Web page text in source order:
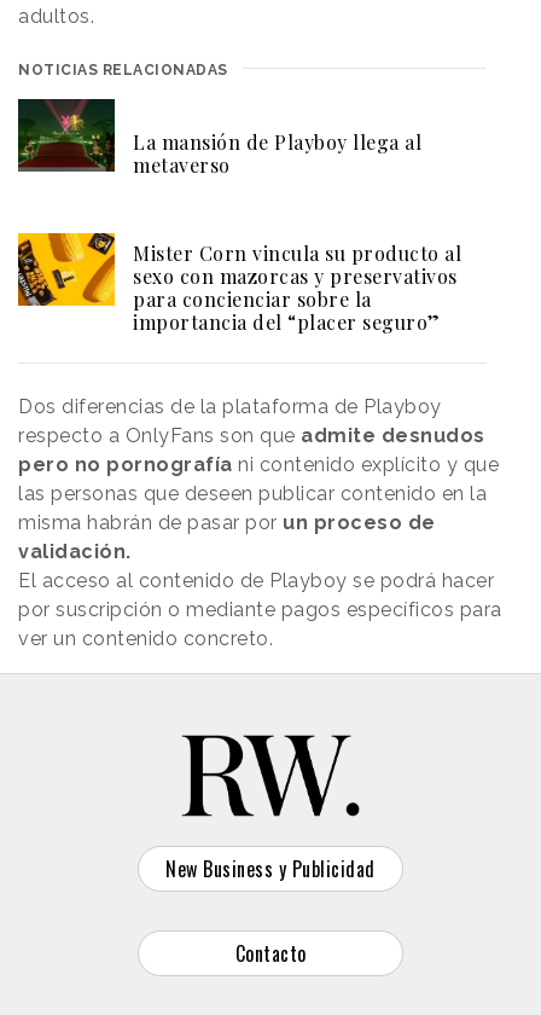
adultos.
NOTICIAS RELACIONADAS
La mansión de Playboy llega al
metaverso
Mister Corn vincula su producto al
sexo con mazorcas y preservativos
para concienciar sobre la
importancia del “placer seguro”
Dos diferencias de la plataforma de Playboy
respecto a OnlyFans son que admite desnudos
pero no pornografía ni contenido explícito y que
las personas que deseen publicar contenido en la
misma habrán de pasar por un proceso de
validación.
El acceso al contenido de Playboy se podrá hacer
por suscripción o mediante pagos específicos para
ver un contenido concreto.
New Business y Publicidad
Contacto